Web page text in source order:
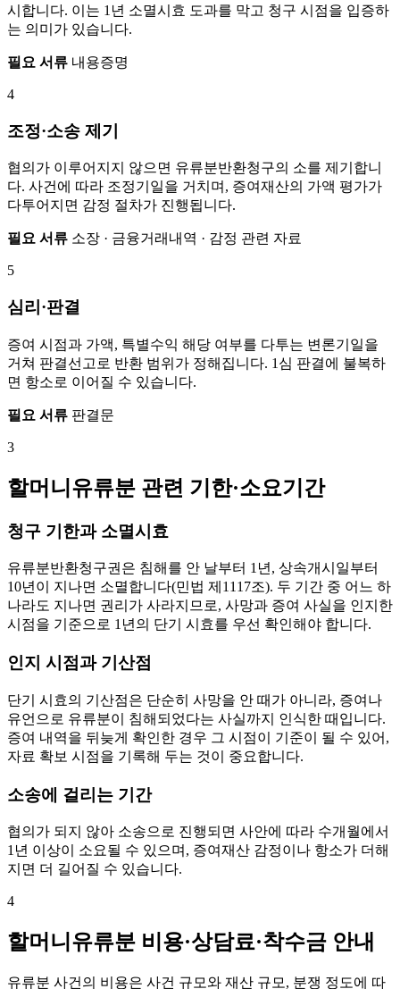
시합니다. 이는 1년 소멸시효 도과를 막고 청구 시점을 입증하
는 의미가 있습니다.
필요 서류 내용증명
4
조정·소송 제기
협의가 이루어지지 않으면 유류분반환청구의 소를 제기합니
다. 사건에 따라 조정기일을 거치며, 증여재산의 가액 평가가
다투어지면 감정 절차가 진행됩니다.
필요 서류 소장 · 금융거래내역 · 감정 관련 자료
5
심리·판결
증여 시점과 가액, 특별수익 해당 여부를 다투는 변론기일을
거쳐 판결선고로 반환 범위가 정해집니다. 1심 판결에 불복하
면 항소로 이어질 수 있습니다.
필요 서류 판결문
3
할머니유류분 관련 기한·소요기간
청구 기한과 소멸시효
유류분반환청구권은 침해를 안 날부터 1년, 상속개시일부터
10년이 지나면 소멸합니다(민법 제1117조). 두 기간 중 어느 하
나라도 지나면 권리가 사라지므로, 사망과 증여 사실을 인지한
시점을 기준으로 1년의 단기 시효를 우선 확인해야 합니다.
인지 시점과 기산점
단기 시효의 기산점은 단순히 사망을 안 때가 아니라, 증여나
유언으로 유류분이 침해되었다는 사실까지 인식한 때입니다.
증여 내역을 뒤늦게 확인한 경우 그 시점이 기준이 될 수 있어,
자료 확보 시점을 기록해 두는 것이 중요합니다.
소송에 걸리는 기간
협의가 되지 않아 소송으로 진행되면 사안에 따라 수개월에서
1년 이상이 소요될 수 있으며, 증여재산 감정이나 항소가 더해
지면 더 길어질 수 있습니다.
4
할머니유류분 비용·상담료·착수금 안내
유류분 사건의 비용은 사건 규모와 재산 규모, 분쟁 정도에 따